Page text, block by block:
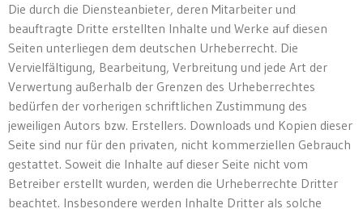
Die durch die Diensteanbieter, deren Mitarbeiter und
beauftragte Dritte erstellten Inhalte und Werke auf diesen
Seiten unterliegen dem deutschen Urheberrecht. Die
Vervielfältigung, Bearbeitung, Verbreitung und jede Art der
Verwertung außerhalb der Grenzen des Urheberrechtes
bedürfen der vorherigen schriftlichen Zustimmung des
jeweiligen Autors bzw. Erstellers. Downloads und Kopien dieser
Seite sind nur für den privaten, nicht kommerziellen Gebrauch
gestattet. Soweit die Inhalte auf dieser Seite nicht vom
Betreiber erstellt wurden, werden die Urheberrechte Dritter
beachtet. Insbesondere werden Inhalte Dritter als solche